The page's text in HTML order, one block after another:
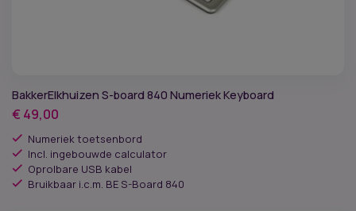
Werkhoogte
Lichaamskenmerken
Kenmerk
BakkerElkhuizen S-board 840 Numeriek Keyboard
€ 49,00
Numeriek toetsenbord
Incl. ingebouwde calculator
Oprolbare USB kabel
Bruikbaar i.c.m. BE S-Board 840